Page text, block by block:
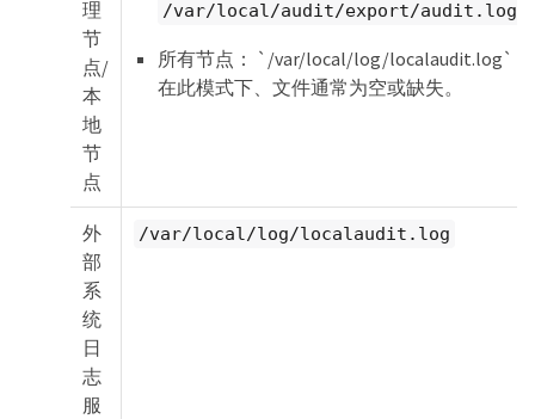
理
节
点/
本
地
节
点
/var/local/audit/export/audit.log
所有节点： `/var/local/log/localaudit.log`
在此模式下、文件通常为空或缺失。
外
部
系
统
日
志
服
/var/local/log/localaudit.log